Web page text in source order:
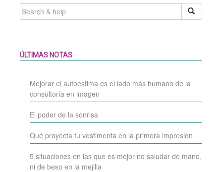
SEARCH
FOR:
ÚLTIMAS NOTAS
Mejorar el autoestima es el lado más humano de la
consultoría en imagen
El poder de la sonrisa
Qué proyecta tu vestimenta en la primera impresión
5 situaciones en las que es mejor no saludar de mano,
ni de beso en la mejilla